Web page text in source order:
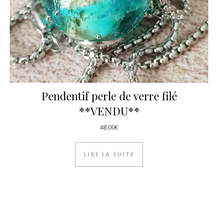
Pendentif perle de verre filé
**VENDU**
48.00€
LIRE LA SUITE